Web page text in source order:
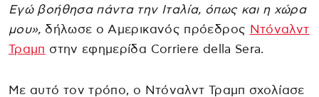
Εγώ βοήθησα πάντα την Ιταλία, όπως και η χώρα
μου», δήλωσε ο Αμερικανός πρόεδρος Ντόναλντ
Τραμπ στην εφημερίδα Corriere della Sera.
Με αυτό τον τρόπο, ο Ντόναλντ Τραμπ σχολίασε